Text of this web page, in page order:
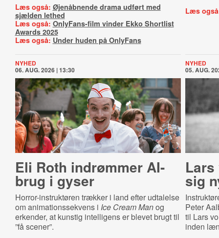
Læs også: Øjenåbnende drama udført med
sjælden lethed
Læs også: OnlyFans-film vinder Ekko Shortlist
Awards 2025
Læs også: Under huden på OnlyFans
Læs
NYHED
06. AUG. 2026 | 13:30
Eli Roth indrømmer AI-
brug i gyser
Horror-instruktøren trækker i land efter udtalelse
om animationssekvens i Ice Cream Manog
erkender, at kunstig intelligens er blevet brugt til
”få scener”.
NYHED
05. AUG.
sig
Peter
til Lars
inden